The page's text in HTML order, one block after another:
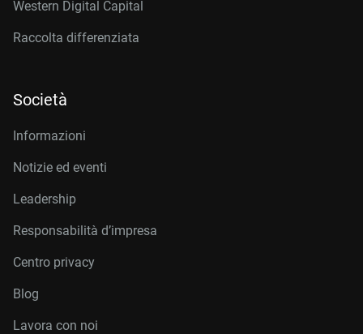
Western Digital Capital
Raccolta differenziata
Società
Informazioni
Notizie ed eventi
Leadership
Responsabilità d’impresa
Centro privacy
Blog
Lavora con noi